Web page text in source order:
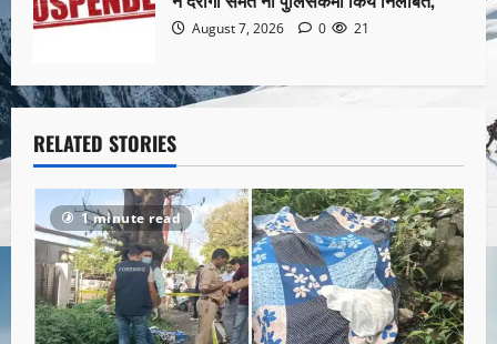
August 7, 2026 0 21
RELATED STORIES
1 minute read